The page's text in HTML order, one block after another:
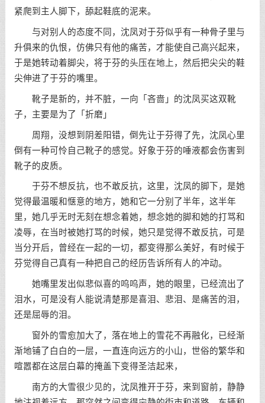
紧爬到主人脚下，舔起鞋底的泥来。
与对别人的态度不同，沈凤对于芬似乎有一种骨子里与
升俱来的仇恨，仿佛只有他的痛苦，才能使自己高兴起来，
于是她转动着脚尖，将于芬的头压在地上，然后把尖尖的鞋
尖伸进了于芬的嘴里。
靴子是新的，并不脏，一向「吝啬」的沈凤买这双靴
子，主要是为了「折磨」
周翔，没想到阴差阳错，倒先让于芬得了先，沈凤心里
倒有一种可怜自己靴子的感觉。好象于芬的唾液都会伤害到
靴子的皮质。
于芬不想反抗，也不敢反抗，这里，沈凤的脚下，是她
觉得最温暖和惬意的地方，她和它一分别了半年，这半年
里，她几乎无时无刻在想念着她，想念她的脚和她的打骂和
凌辱，在当时被她打骂的时候，她只是觉得不敢反抗，可是
当分开后，曾经在一起的一切，都变得那么美好，有时候于
芬觉得自己真有一种把自己的经历告诉所有人的冲动。
她嘴里发出似悲似喜的呜呜声，她的眼里，已经流出了
泪水，可是没有人能说清楚那是喜泪、悲泪、是痛苦的泪，
还是屈辱的泪。
窗外的雪愈加大了，落在地上的雪花不再融化，已经渐
渐地铺了白白的一层，一直连向远方的小山，世俗的繁华和
喧嚣都在这层白幕的掩盖下变得圣洁起来，
南方的大雪很少见的，沈凤推开于芬，来到窗前，静静